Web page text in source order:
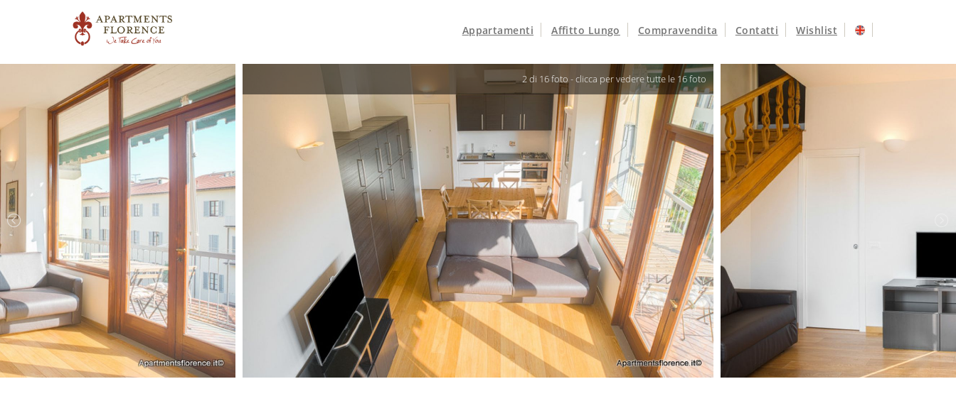
Appartamenti Affitto Lungo Compravendita Contatti Wishlist
3 di 16 foto -clicca per vedere tutte le 16 foto